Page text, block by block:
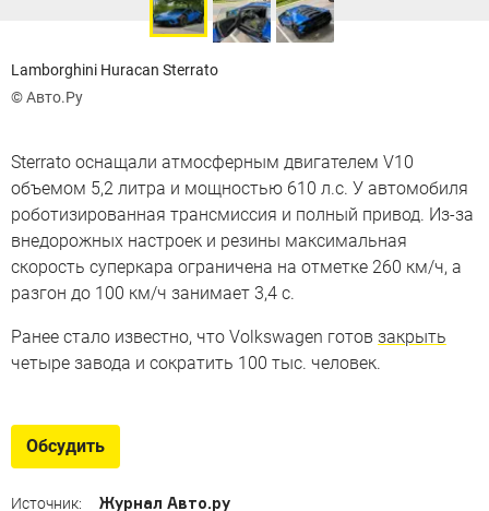
Lamborghini Huracan Sterrato
© Авто.Ру
Sterrato оснащали атмосферным двигателем V10
объемом 5,2 литра и мощностью 610 л.с. У автомобиля
роботизированная трансмиссия и полный привод. Из-за
внедорожных настроек и резины максимальная
скорость суперкара ограничена на отметке 260 км/ч, а
разгон до 100 км/ч занимает 3,4 с.
Ранее стало известно, что Volkswagen готов закрыть
четыре завода и сократить 100 тыс. человек.
Обсудить
Источник: Журнал Авто.ру